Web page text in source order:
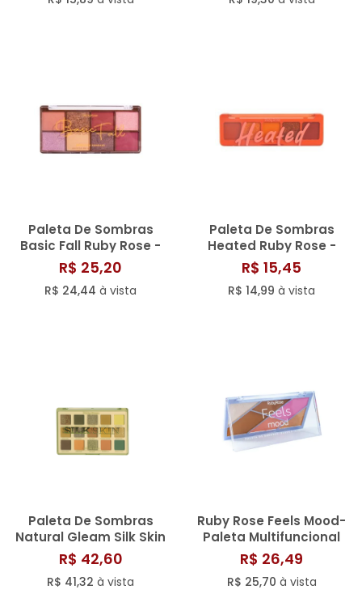
Paleta De Sombras
Basic Fall Ruby Rose -
Hbf527
R$ 25,20
R$ 24,44 à vista
Paleta De Sombras
Heated Ruby Rose -
Hbf534
R$ 15,45
R$ 14,99 à vista
Paleta De Sombras
Natural Gleam Silk Skin
21G Ruby Rose -
Hbe2205
R$ 42,60
R$ 41,32 à vista
Ruby Rose Feels Mood-
Paleta Multifuncional
14.9g
R$ 26,49
R$ 25,70 à vista